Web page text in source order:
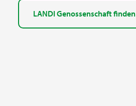
LANDI Genossenschaft finden